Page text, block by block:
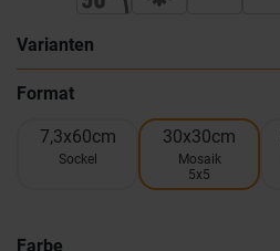
Varianten
Format
7,3x60cm
Sockel
30x30cm
Mosaik
5x5
Farbe